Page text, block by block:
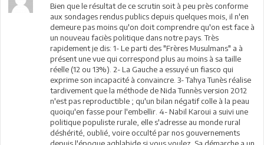
Bien que le résultat de ce scrutin soit à peu près conforme
aux sondages rendus publics depuis quelques mois, il n'en
demeure pas moins qu'on doit comprendre qu'on est face à
un nouveau faciès politique dans notre pays. Très
rapidement je dis: 1- Le parti des "Frères Musulmans" a à
présent une vue qui correspond plus au moins à sa taille
réelle (12 ou 13%). 2- La Gauche a essuyé un fiasco qui
exprime son incapacité à convaincre. 3- Tahya Tunès réalise
tardivement que la méthode de Nida Tunnès version 2012
n'est pas reproductible ; qu'un bilan négatif colle à la peau
quoiqu'en fasse pour l'embellir. 4- Nabil Karoui a suivi une
politique populiste rurale, elle s'adresse au monde rural
déshérité, oublié, voire occulté par nos gouvernements